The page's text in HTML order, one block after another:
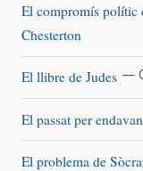
El compromís polític
Chesterton
El llibre de Judes —
El passat per
El problema de